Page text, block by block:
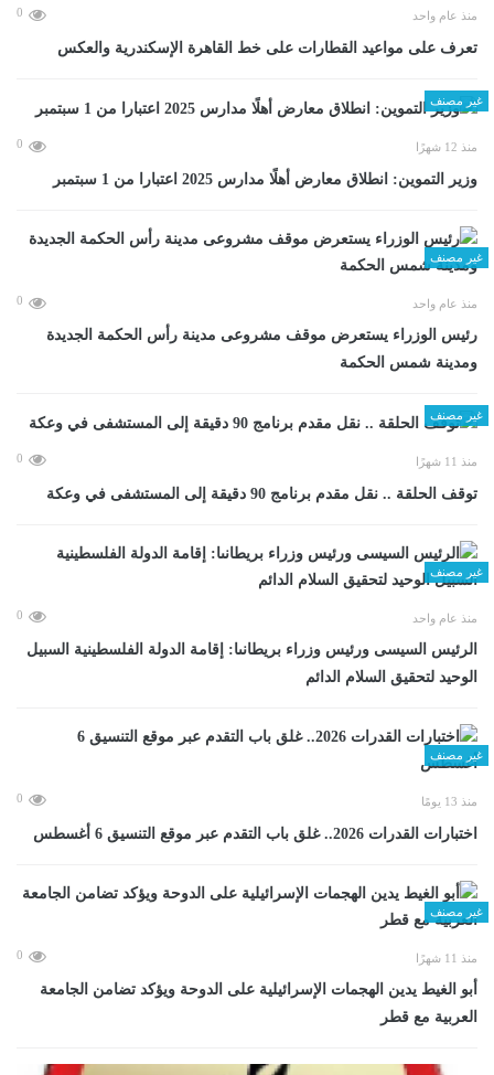
منذ عام واحد 0
تعرف على مواعيد القطارات على خط القاهرة الإسكندرية والعكس
غير مصنف
منذ 12 شهرًا 0
وزير التموين: انطلاق معارض أهلًا مدارس 2025 اعتبارا من 1 سبتمبر
غير مصنف
منذ عام واحد 0
رئيس الوزراء يستعرض موقف مشروعى مدينة رأس الحكمة الجديدة
ومدينة شمس الحكمة
غير مصنف
منذ 11 شهرًا 0
توقف الحلقة .. نقل مقدم برنامج 90 دقيقة إلى المستشفى في وعكة
غير مصنف
منذ عام واحد 0
الرئيس السيسى ورئيس وزراء بريطانىا: إقامة الدولة الفلسطينية السبيل
الوحيد لتحقيق السلام الدائم
غير مصنف
منذ 13 يومًا 0
اختبارات القدرات 2026.. غلق باب التقدم عبر موقع التنسيق 6 أغسطس
غير مصنف
منذ 11 شهرًا 0
أبو الغيط يدين الهجمات الإسرائيلية على الدوحة ويؤكد تضامن الجامعة
العربية مع قطر